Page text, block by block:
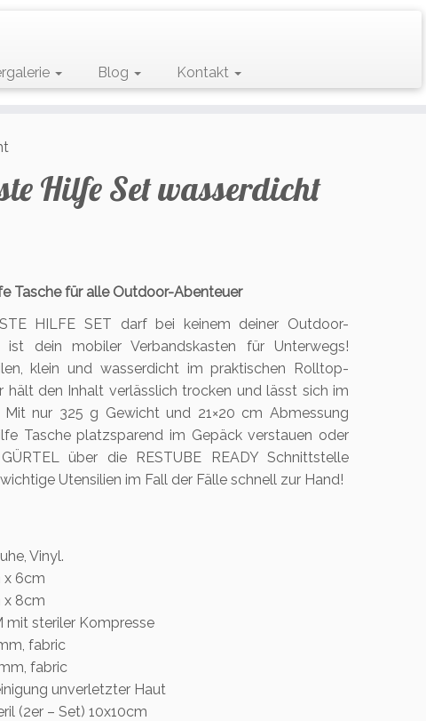
Blog Kontakt
Hilfe Set wasserdicht
Tasche für alle Outdoor-Abenteuer
HILFE SET darf bei keinem deiner Outdoor-
ist dein mobiler Verbandskasten für Unterwegs!
klein und wasserdicht im praktischen Rolltop-
hält den Inhalt verlässlich trocken und lässt sich im
nur 325 g Gewicht und 21×20 cm Abmessung
Tasche platzsparend im Gepäck verstauen oder
über die RESTUBE READY Schnittstelle
Utensilien im Fall der Fälle schnell zur Hand!
Vinyl.
x 6cm
x 8cm
mit steriler Kompresse
fabric
fabric
unverletzter Haut
(2er – Set) 10x10cm